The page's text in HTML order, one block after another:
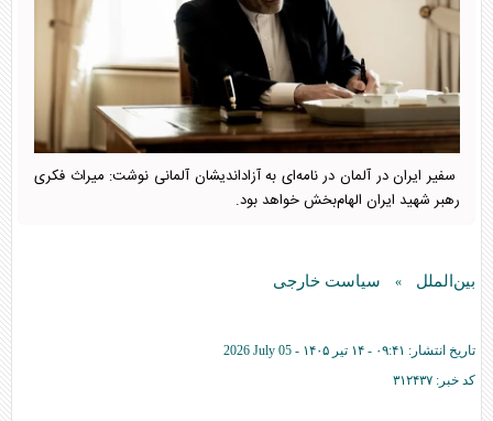
سفیر ایران در آلمان در نامه‌ای به آزاداندیشان آلمانی نوشت: میراث فکری
رهبر شهید ایران الهام‌بخش خواهد بود.
بین‌الملل » سیاست خارجی
تاریخ انتشار: ۰۹:۴۱ - ۱۴ تير ۱۴۰۵ -
2026 July 05
کد خبر: ۳۱۲۴۳۷